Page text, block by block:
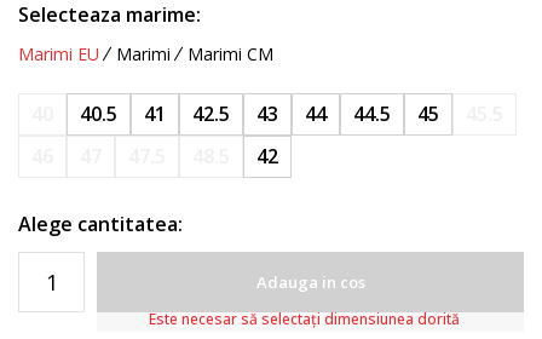
Selecteaza marime:
Marimi EU Marimi Marimi CM
40.5 41 42.5 43 44 44.5 45
42
Alege cantitatea:
Adauga in cos
Este necesar să selectați dimensiunea dorită